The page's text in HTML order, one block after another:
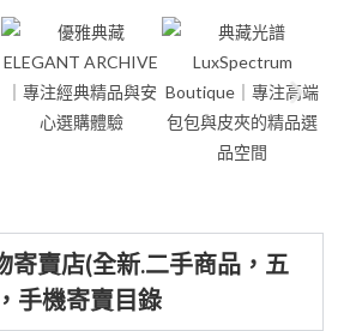
寄賣店(全新.二手商品，五
手機寄賣目錄